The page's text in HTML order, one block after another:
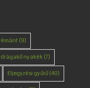
(9)
drágakő nyakék(7)
Eljegyzési gyűrű(40)